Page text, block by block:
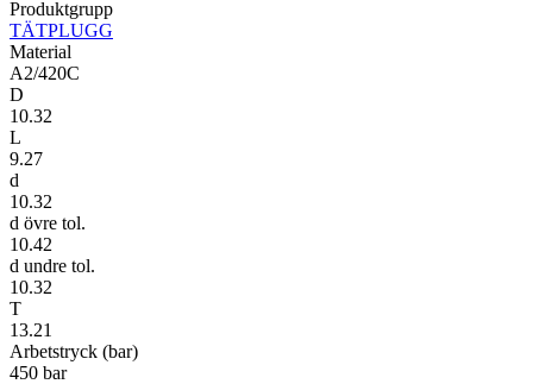
Produktgrupp
TÄTPLUGG
Material
A2/420C
D
10.32
L
9.27
d
10.32
d övre tol.
10.42
d undre tol.
10.32
T
13.21
Arbetstryck (bar)
450 bar